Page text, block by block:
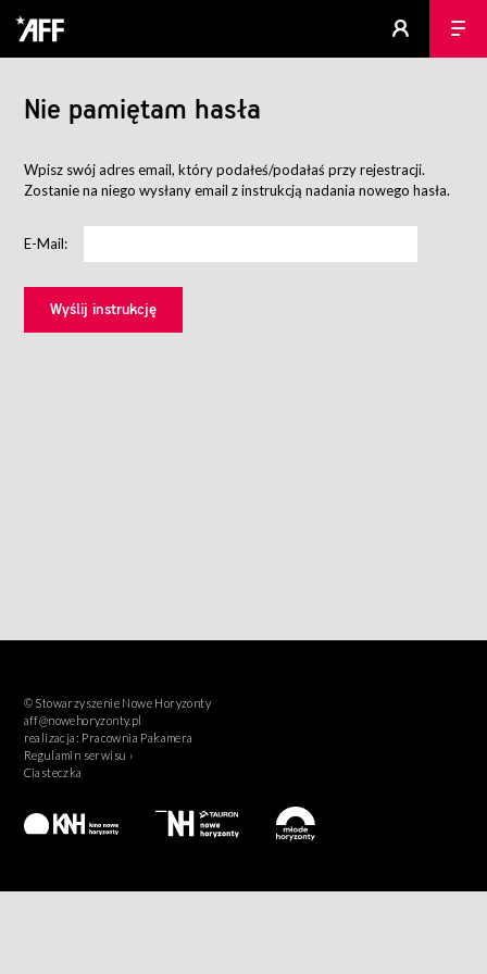
Nie pamiętam hasła
Wpisz swój adres email, który podałeś/podałaś przy rejestracji.
Zostanie na niego wysłany email z instrukcją nadania nowego hasła.
E-Mail:
© Stowarzyszenie Nowe Horyzonty
aff@nowehoryzonty.pl
realizacja: Pracownia Pakamera
Regulamin serwisu ›
Ciasteczka